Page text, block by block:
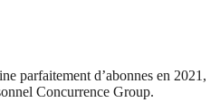
parfaitement d’abonnes en 2021,
Concurrence Group.